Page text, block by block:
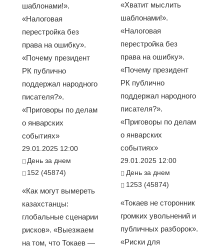
шаблонами!».
«Налоговая
перестройка без
права на ошибку».
«Почему президент
РК публично
поддержал народного
писателя?».
«Приговоры по делам
о январских
событиях»
29.01.2025 12:00
День за днем
152 (45874)
«Как могут вымереть
казахстанцы:
глобальные сценарии
рисков». «Выезжаем
на том, что Токаев —
«Хватит мыслить
шаблонами!».
«Налоговая
перестройка без
права на ошибку».
«Почему президент
РК публично
поддержал народного
писателя?».
«Приговоры по делам
о январских
событиях»
29.01.2025 12:00
День за днем
1253 (45874)
«Токаев не сторонник
громких увольнений и
публичных разборок».
«Риски для